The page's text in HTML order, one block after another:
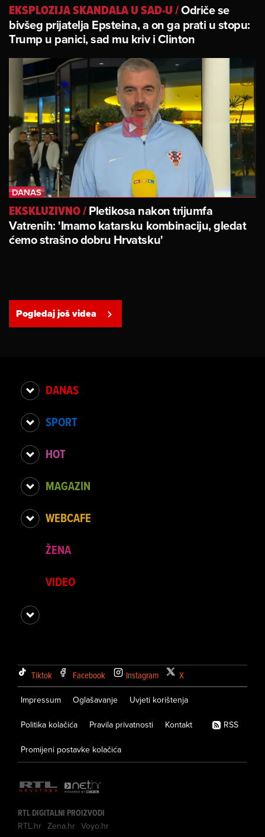
EKSPLOZIJA SKANDALA U SAD-U/Odriče se
bivšeg prijatelja Epsteina, a on ga prati u stopu:
Trump u panici, sad mu kriv i Clinton
EKSKLUZIVNO/Pletikosa nakon trijumfa
Vatrenih: 'Imamo katarsku kombinaciju, gledat
ćemo strašno dobru Hrvatsku'
Pogledaj još videa
DANAS
SPORT
HOT
MAGAZIN
WEBCAFE
ŽENA
VIDEO
Tiktok Facebook Instagram X
Impressum Oglašavanje Uvjeti korištenja
Politika kolačića Pravila privatnosti Kontakt
Promijeni postavke kolačića
RSS
RTL DIGITALNI PROIZVODI
RTL.hr Zena.hr Voyo.hr